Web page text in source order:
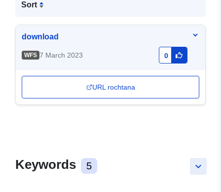
Sort
download
WFS 7 March 2023 0
URL rochtana
keyboard_arrow_down
Keywords 5